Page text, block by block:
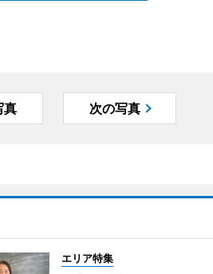
真 次の写真
エリア特集